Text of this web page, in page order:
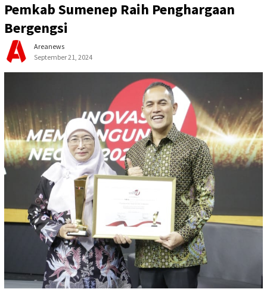
Pemkab Sumenep Raih Penghargaan
Bergengsi
Areanews
September 21, 2024